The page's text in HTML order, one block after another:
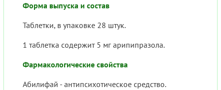
Форма выпуска и состав
Таблетки, в упаковке 28 штук.
1 таблетка содержит 5 мг арипипразола.
Фармакологические свойства
Абилифай - антипсихотическое средство.